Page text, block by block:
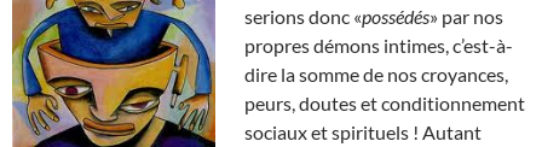
serions donc «possédés» par nos
propres démons intimes, c’est-à-
dire la somme de nos croyances,
peurs, doutes et conditionnement
sociaux et spirituels ! Autant